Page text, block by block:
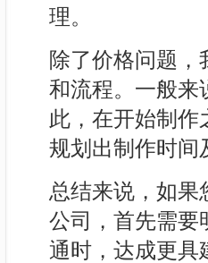
理。
除了价格问题
和流程。一般来
此，在开始制作
规划出制作时间
总结来说，如果
公司，首先需要
通时，达成更具